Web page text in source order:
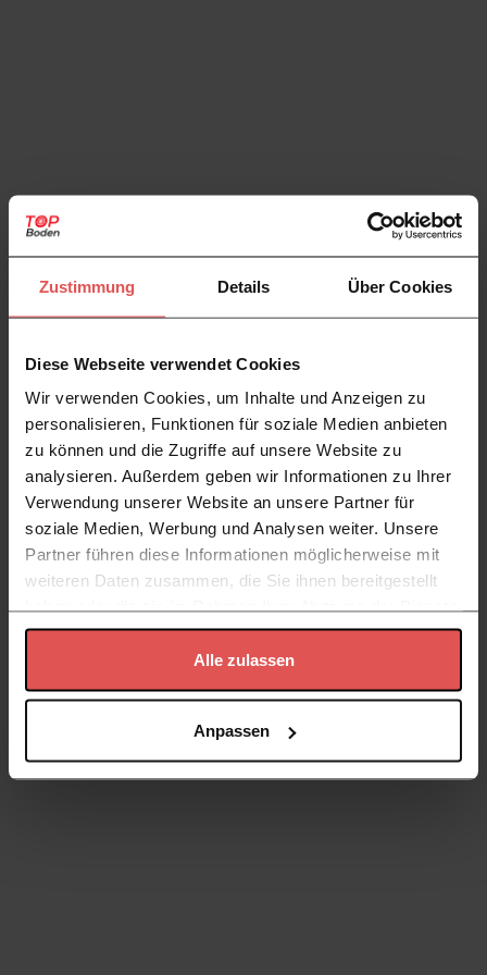
Zustimmung Details Über Cookies
Diese Webseite verwendet Cookies
Wir verwenden Cookies, um Inhalte und Anzeigen zu
personalisieren, Funktionen für soziale Medien anbieten
zu können und die Zugriffe auf unsere Website zu
analysieren. Außerdem geben wir Informationen zu Ihrer
Verwendung unserer Website an unsere Partner für
soziale Medien, Werbung und Analysen weiter. Unsere
Partner führen diese Informationen möglicherweise mit
weiteren Daten zusammen, die Sie ihnen bereitgestellt
haben oder die sie im Rahmen Ihrer Nutzung der Dienste
gesammelt haben.
Datenschutzerklärung
Alle zulassen
Anpassen